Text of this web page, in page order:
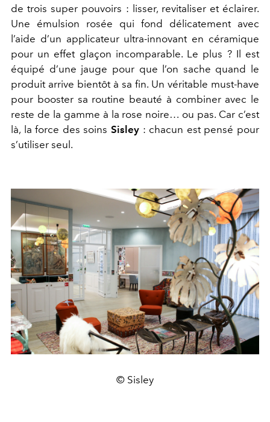
de trois super pouvoirs : lisser, revitaliser et éclairer.
Une émulsion rosée qui fond délicatement avec
l’aide d’un applicateur ultra-innovant en céramique
pour un effet glaçon incomparable. Le plus ? Il est
équipé d’une jauge pour que l’on sache quand le
produit arrive bientôt à sa fin. Un véritable must-have
pour booster sa routine beauté à combiner avec le
reste de la gamme à la rose noire… ou pas. Car c’est
là, la force des soins Sisley : chacun est pensé pour
s’utiliser seul.
© Sisley